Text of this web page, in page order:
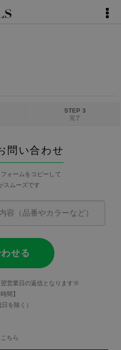
STEP 3
完了
問い合わせ
ォームをコピーして
スムーズです
せる
営業日の返信となります※
間】
を除く）
ちら